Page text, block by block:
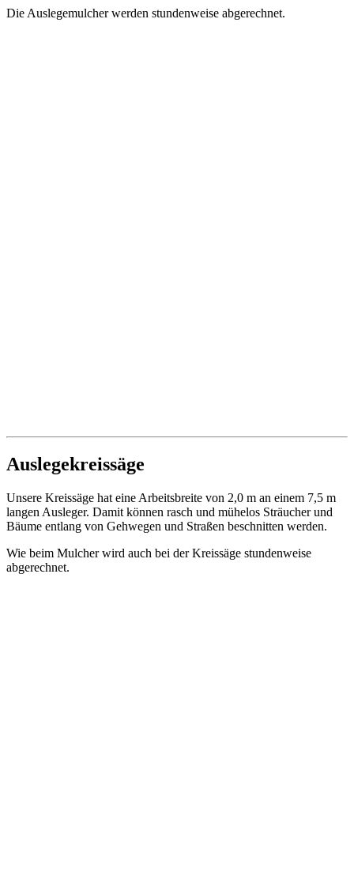
Die Auslegemulcher werden stundenweise abgerechnet.
Auslegekreissäge
Unsere Kreissäge hat eine Arbeitsbreite von 2,0 m an einem 7,5 m
langen Ausleger. Damit können rasch und mühelos Sträucher und
Bäume entlang von Gehwegen und Straßen beschnitten werden.
Wie beim Mulcher wird auch bei der Kreissäge stundenweise
abgerechnet.